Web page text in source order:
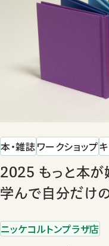
本・雑誌ワークショップ
2025 もっと本が
学んで自分だけ
ニッケコルトンプラザ店